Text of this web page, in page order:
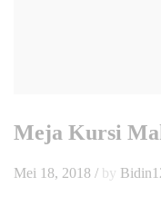
Meja Kursi
Mei 18, 2018 / by